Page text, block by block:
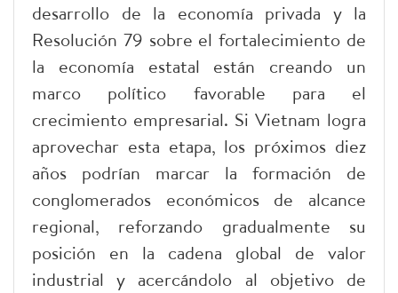
desarrollo de la economía privada y la
Resolución 79 sobre el fortalecimiento de
la economía estatal están creando un
marco político favorable para el
crecimiento empresarial. Si Vietnam logra
aprovechar esta etapa, los próximos diez
años podrían marcar la formación de
conglomerados económicos de alcance
regional, reforzando gradualmente su
posición en la cadena global de valor
industrial y acercándolo al objetivo de